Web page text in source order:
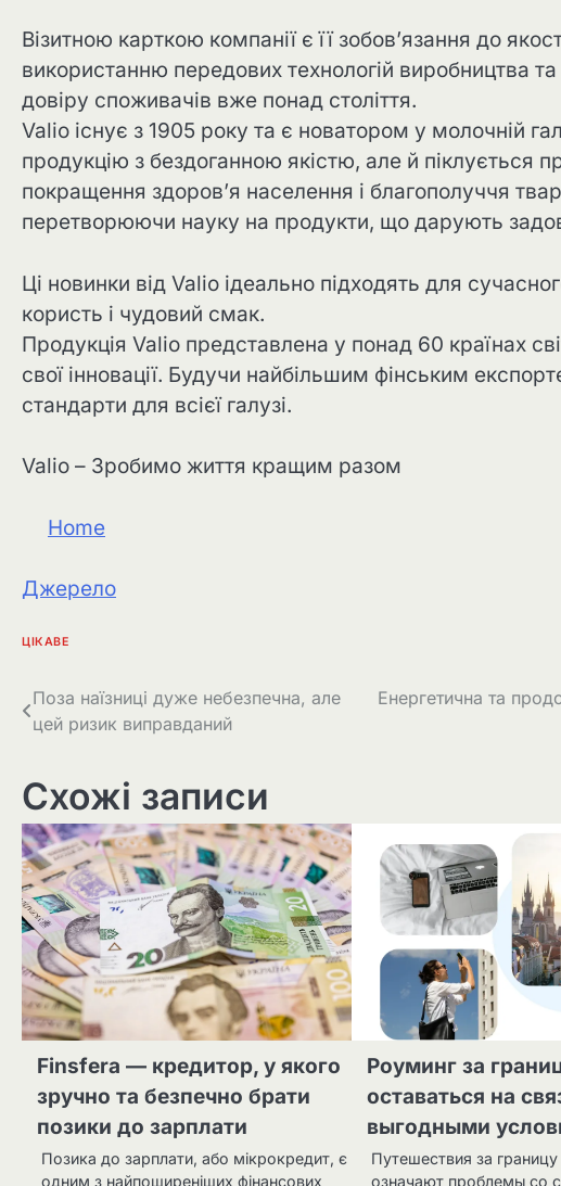
Візитною карткою компанії є її зобов’язання до
використанню передових технологій виробництва
довіру споживачів вже понад століття.
Valio існує з 1905 року та є новатором у молочній
продукцію з бездоганною якістю, але й піклується
покращення здоров’я населення і благополуччя
перетворюючи науку на продукти, що дарують
Ці новинки від Valio ідеально підходять для
користь і чудовий смак.
Продукція Valio представлена у понад 60 країнах
свої інновації. Будучи найбільшим фінським
стандарти для всієї галузі.
Valio – Зробимо життя кращим разом
Home
Джерело
ЦІКАВЕ
Навігація
записів
Поза наїзниці дуже небезпечна, але
цей ризик виправданий
Енергетична та
Схожі записи
Finsfera — кредитор, у якого
зручно та безпечно брати
позики до зарплати
Позика до зарплати, або мікрокредит, є
одним з найпоширеніших фінансових
Роуминг за
оставаться на
выгодными
Путешествия за
означают проблемы со